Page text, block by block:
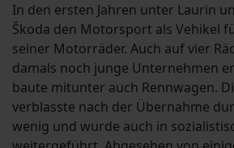
In den ersten Jahren unter Laurin
Škoda den Motorsport als Vehikel
seiner Motorräder. Auch auf vier
damals noch junge Unternehmen
baute mitunter auch Rennwagen.
verblasste nach der Übernahme
wenig und wurde auch in